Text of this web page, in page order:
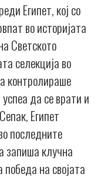
Египет, кој со
во историјата
Светското
селекција во
контролираше
да се врати и
Египет
последните
запиша клучна
на својата